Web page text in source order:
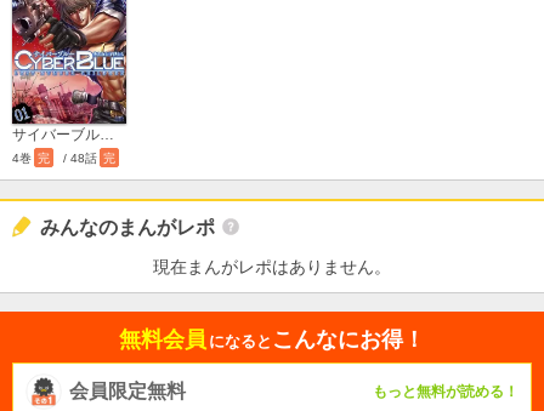
サイバーブルー 失われた子供たち
4巻 完 / 48話 完
みんなのまんがレポ
現在まんがレポはありません。
無料会員 になると こんなにお得！
会員限定無料 もっと無料が読める！